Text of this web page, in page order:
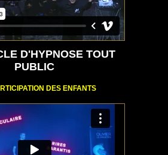
D'HYPNOSE TOUT
PUBLIC
DES ENFANTS